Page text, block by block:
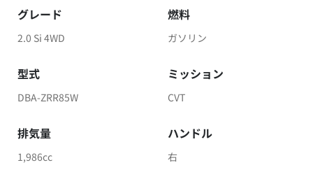
グレード
2.0 Si 4WD
燃料
ガソリン
型式
DBA-ZRR85W
ミッション
CVT
排気量
1,986cc
ハンドル
右